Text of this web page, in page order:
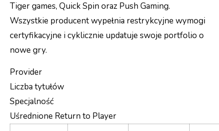
Tiger games, Quick Spin oraz Push Gaming.
Wszystkie producent wypełnia restrykcyjne wymogi
certyfikacyjne i cyklicznie updatuje swoje portfolio o
nowe gry.
Provider
Liczba tytułów
Specjalność
Uśrednione Return to Player